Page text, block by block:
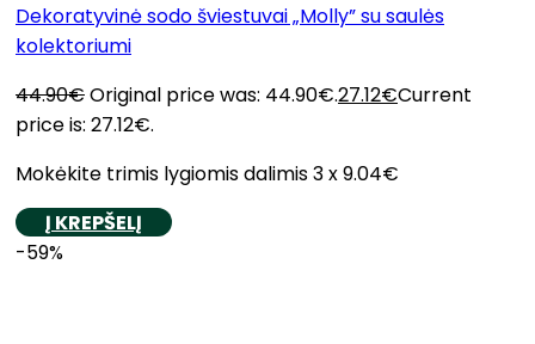
Dekoratyvinė sodo šviestuvai „Molly” su saulės
kolektoriumi
44.90€Original price was: 44.90€.27.12€Current
price is: 27.12€.
Mokėkite trimis lygiomis dalimis 3 x 9.04€
Į KREPŠELĮ
-59%